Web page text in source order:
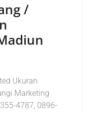
/
Ukuran
Marketing
4787, 0896-